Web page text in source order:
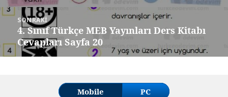
SONRAKI
Sonraki
yazı:
4. Sınıf Türkçe MEB Yayınları Ders Kitabı
Cevapları Sayfa 20
Mobile PC